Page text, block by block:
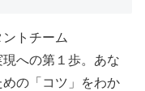
トチーム
への第１歩。あな
の「コツ」をわか